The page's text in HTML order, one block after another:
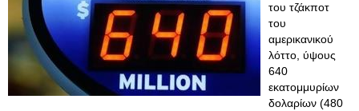
του τζάκποτ
του
αμερικανικού
λόττο, ύψους
640
εκατομμυρίων
δολαρίων (480